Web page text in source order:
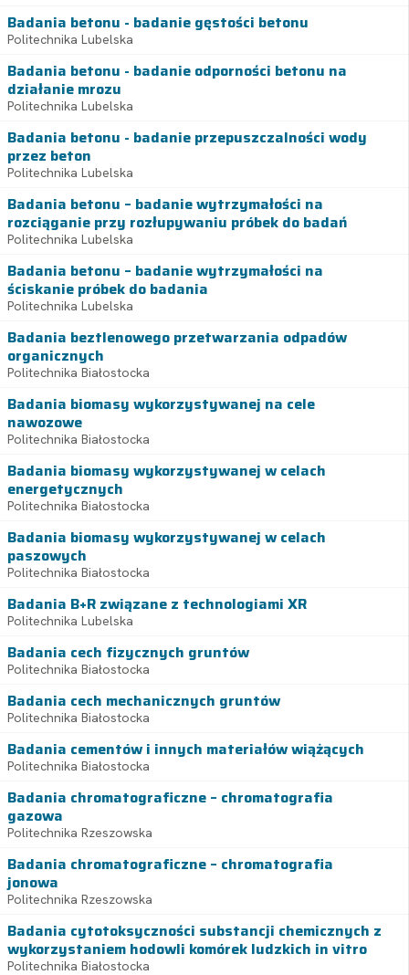
Badania betonu - badanie gęstości betonu
Politechnika Lubelska
Badania betonu - badanie odporności betonu na
działanie mrozu
Politechnika Lubelska
Badania betonu - badanie przepuszczalności wody
przez beton
Politechnika Lubelska
Badania betonu – badanie wytrzymałości na
rozciąganie przy rozłupywaniu próbek do badań
Politechnika Lubelska
Badania betonu – badanie wytrzymałości na
ściskanie próbek do badania
Politechnika Lubelska
Badania beztlenowego przetwarzania odpadów
organicznych
Politechnika Białostocka
Badania biomasy wykorzystywanej na cele
nawozowe
Politechnika Białostocka
Badania biomasy wykorzystywanej w celach
energetycznych
Politechnika Białostocka
Badania biomasy wykorzystywanej w celach
paszowych
Politechnika Białostocka
Badania B+R związane z technologiami XR
Politechnika Lubelska
Badania cech fizycznych gruntów
Politechnika Białostocka
Badania cech mechanicznych gruntów
Politechnika Białostocka
Badania cementów i innych materiałów wiążących
Politechnika Białostocka
Badania chromatograficzne – chromatografia
gazowa
Politechnika Rzeszowska
Badania chromatograficzne – chromatografia
jonowa
Politechnika Rzeszowska
Badania cytotoksyczności substancji chemicznych z
wykorzystaniem hodowli komórek ludzkich in vitro
Politechnika Białostocka